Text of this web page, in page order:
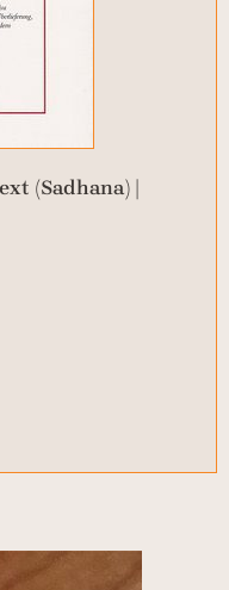
(Sadhana) |